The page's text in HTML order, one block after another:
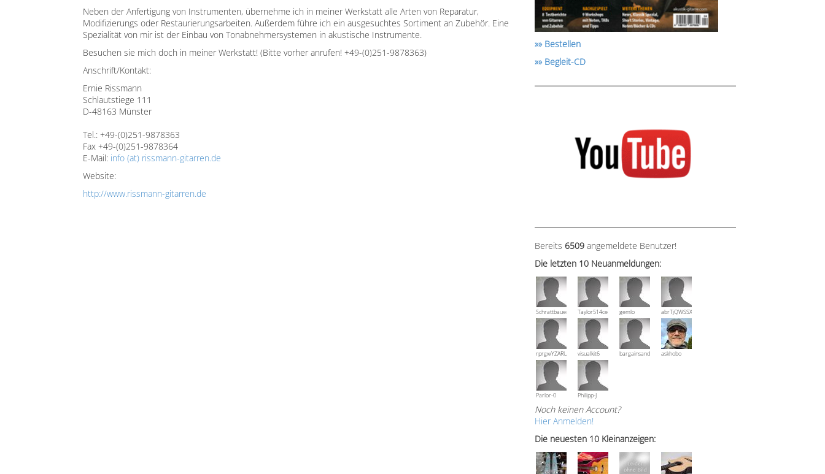
Neben der Anfertigung von Instrumenten, übernehme ich in meiner Werkstatt alle Arten von Reparatur,
Modifizierungs oder Restaurierungsarbeiten. Außerdem führe ich ein ausgesuchtes Sortiment an Zubehör. Eine
Spezialität von mir ist der Einbau von Tonabnehmersystemen in akustische Instrumente.
Besuchen sie mich doch in meiner Werkstatt! (Bitte vorher anrufen! +49-(0)251-9878363)
Anschrift/Kontakt:
Ernie Rissmann
Schlautstiege 111
D-48163 Münster
Tel.: +49-(0)251-9878363
Fax +49-(0)251-9878364
E-Mail: info (at) rissmann-gitarren.de
Website:
http://www.rissmann-gitarren.de
»» Bestellen
»» Begleit-CD
Bereits 6509 angemeldete Benutzer!
Die letzten 10 Neuanmeldungen:
Schrattbauer Taylor514ce gemlo abrTjQWSSXuVznPolE
rprgwYZARUTZQyCWESpD
visualkit6 bargainsandmoreaskhobo
Parlor-0 Philipp-J
Noch keinen Account?
Hier Anmelden!
Die neuesten 10 Kleinanzeigen: